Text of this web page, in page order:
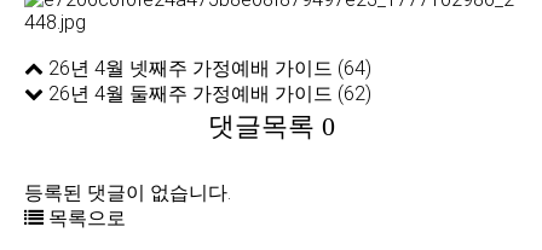
26년 4월 넷째주 가정예배 가이드 (64)
26년 4월 둘째주 가정예배 가이드 (62)
댓글목록 0
등록된 댓글이 없습니다.
목록으로